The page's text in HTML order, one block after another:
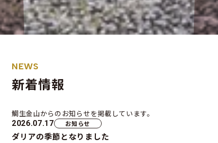
NEWS
新着情報
鯛生金山からの お知らせを掲載しています。
2026.07.17 お知らせ
ダリアの季節となりました